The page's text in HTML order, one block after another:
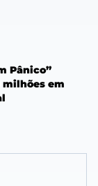
Pânico”
milhões em